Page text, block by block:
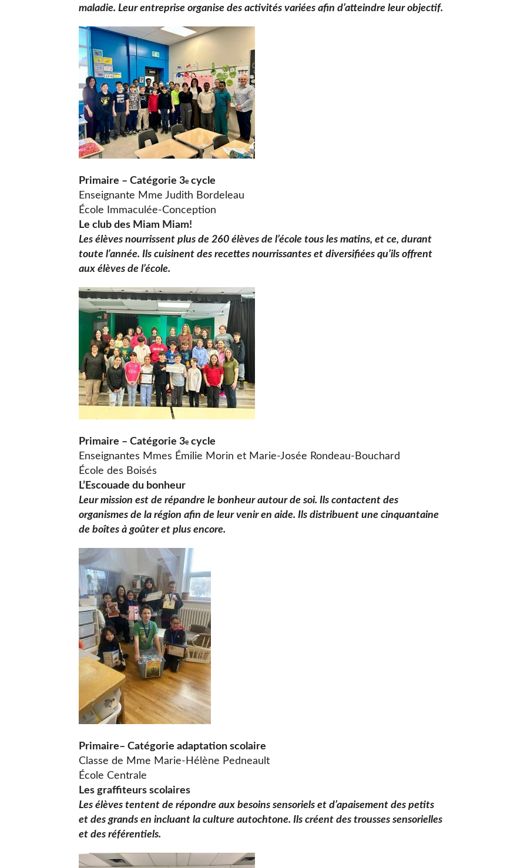
maladie. Leur entreprise organise des activités variées afin d’atteindre leur objectif.
Primaire – Catégorie 3e cycle
Enseignante Mme Judith Bordeleau
École Immaculée-Conception
Le club des Miam Miam!
Les élèves nourrissent plus de 260 élèves de l’école tous les matins, et ce, durant
toute l’année. Ils cuisinent des recettes nourrissantes et diversifiées qu’ils offrent
aux élèves de l’école.
Primaire – Catégorie 3e cycle
Enseignantes Mmes Émilie Morin et Marie-Josée Rondeau-Bouchard
École des Boisés
L’Escouade du bonheur
Leur mission est de répandre le bonheur autour de soi. Ils contactent des
organismes de la région afin de leur venir en aide. Ils distribuent une cinquantaine
de boîtes à goûter et plus encore.
Primaire– Catégorie adaptation scolaire
Classe de Mme Marie-Hélène Pedneault
École Centrale
Les graffiteurs scolaires
Les élèves tentent de répondre aux besoins sensoriels et d’apaisement des petits
et des grands en incluant la culture autochtone. Ils créent des trousses sensorielles
et des référentiels.